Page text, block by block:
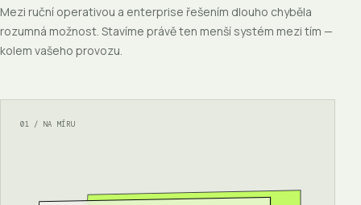
Mezi ruční operativou a enterprise řešením dlouho chyběla
rozumná možnost. Stavíme právě ten menší systém mezi tím —
kolem vašeho provozu.
01 / NA MÍRU